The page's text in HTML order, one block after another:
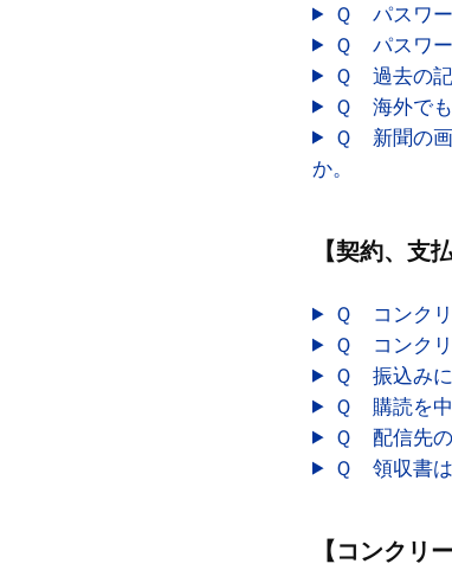
第
１．
ジタ
２．
され
でき
第５
１．
２．
３．
購読
４．
ばな
社に
Ｑ パスワー
Ｑ パスワー
Ｑ 過去の記
Ｑ 海外で
Ｑ 新聞の画
か。
【契約、支
Ｑ コンクリ
Ｑ コンクリ
Ｑ 振込みに
Ｑ 購読を中
Ｑ 配信先の
Ｑ 領収書は
【コンクリ